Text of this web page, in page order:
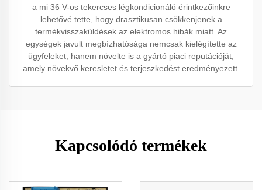
a mi 36 V-os tekercses légkondicionáló érintkezőinkre
lehetővé tette, hogy drasztikusan csökkenjenek a
termékvisszaküldések az elektromos hibák miatt. Az
egységek javult megbízhatósága nemcsak kielégítette az
ügyfeleket, hanem növelte is a gyártó piaci reputációját,
amely növekvő keresletet és terjeszkedést eredményezett.
Kapcsolódó termékek